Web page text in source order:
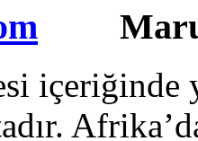
içeriğinde